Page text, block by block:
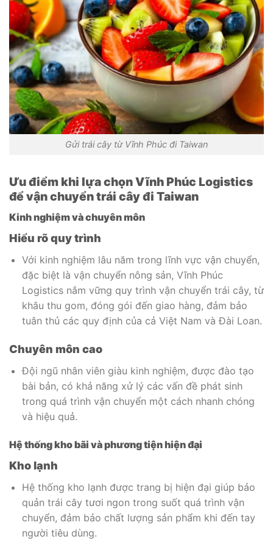
Gửi trái cây từ Vĩnh Phúc đi Taiwan
Ưu điểm khi lựa chọn Vĩnh Phúc Logistics
để vận chuyển trái cây đi Taiwan
Kinh nghiệm và chuyên môn
Hiểu rõ quy trình
Với kinh nghiệm lâu năm trong lĩnh vực vận chuyển,
đặc biệt là vận chuyển nông sản, Vĩnh Phúc
Logistics nắm vững quy trình vận chuyển trái cây, từ
khâu thu gom, đóng gói đến giao hàng, đảm bảo
tuân thủ các quy định của cả Việt Nam và Đài Loan.
Chuyên môn cao
Đội ngũ nhân viên giàu kinh nghiệm, được đào tạo
bài bản, có khả năng xử lý các vấn đề phát sinh
trong quá trình vận chuyển một cách nhanh chóng
và hiệu quả.
Hệ thống kho bãi và phương tiện hiện đại
Kho lạnh
Hệ thống kho lạnh được trang bị hiện đại giúp bảo
quản trái cây tươi ngon trong suốt quá trình vận
chuyển, đảm bảo chất lượng sản phẩm khi đến tay
người tiêu dùng.